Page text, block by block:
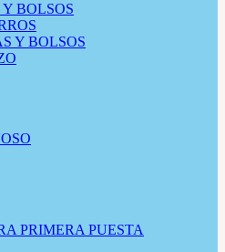
BOLSOS
Y BOLSOS
PRIMERA PUESTA